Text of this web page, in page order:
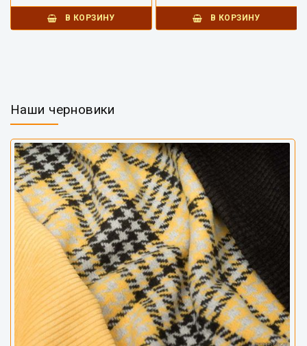
В КОРЗИНУ В КОРЗИНУ
Наши черновики